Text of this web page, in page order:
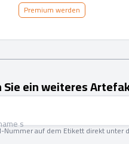
Premium werden
Sie ein weiteres
|
Nummer auf dem Etikett direkt unter